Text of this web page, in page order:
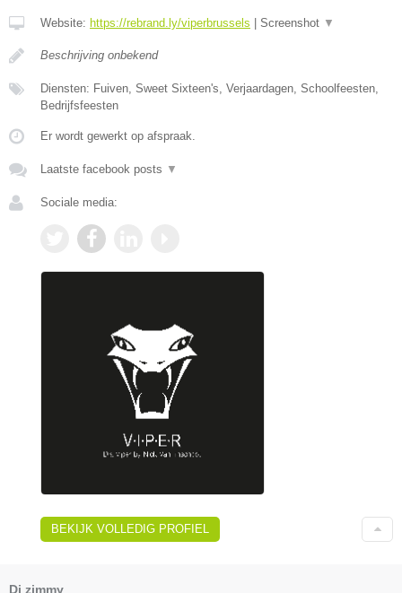
Website: https://rebrand.ly/viperbrussels Screenshot ▼
Beschrijving onbekend
Diensten: Fuiven, Sweet Sixteen's, Verjaardagen, Schoolfeesten,
Bedrijfsfeesten
Er wordt gewerkt op afspraak.
Laatste facebook posts ▼
Sociale media:
BEKIJK VOLLEDIG PROFIEL
Dj zimmy